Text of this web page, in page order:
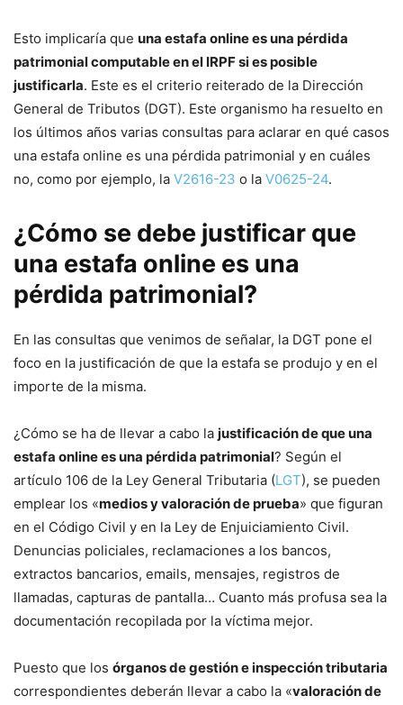
Esto implicaría que una estafa online es una pérdida
patrimonial computable en el IRPF si es posible
justificarla. Este es el criterio reiterado de la Dirección
General de Tributos (DGT). Este organismo ha resuelto en
los últimos años varias consultas para aclarar en qué casos
una estafa online es una pérdida patrimonial y en cuáles
no, como por ejemplo, la V2616-23 o la V0625-24.
¿Cómo se debe justificar que
una estafa online es una
pérdida patrimonial?
En las consultas que venimos de señalar, la DGT pone el
foco en la justificación de que la estafa se produjo y en el
importe de la misma.
¿Cómo se ha de llevar a cabo la justificación de que una
estafa online es una pérdida patrimonial? Según el
artículo 106 de la Ley General Tributaria (LGT), se pueden
emplear los «medios y valoración de prueba» que figuran
en el Código Civil y en la Ley de Enjuiciamiento Civil.
Denuncias policiales, reclamaciones a los bancos,
extractos bancarios, emails, mensajes, registros de
llamadas, capturas de pantalla… Cuanto más profusa sea la
documentación recopilada por la víctima mejor.
Puesto que los órganos de gestión e inspección tributaria
correspondientes deberán llevar a cabo la «valoración de